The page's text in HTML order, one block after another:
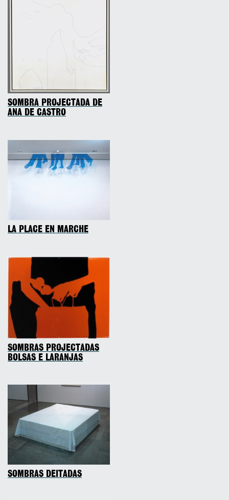
SOMBRA PROJECTADA DE
ANA DE CASTRO
LA PLACE EN MARCHE
SOMBRAS PROJECTADAS
BOLSAS E LARANJAS
SOMBRAS DEITADAS